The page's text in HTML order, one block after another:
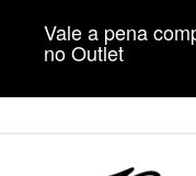
Vale a pena
no Outlet